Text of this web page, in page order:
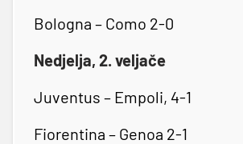
Bologna – Como 2-0
Nedjelja, 2. veljače
Juventus – Empoli, 4-1
Fiorentina – Genoa 2-1